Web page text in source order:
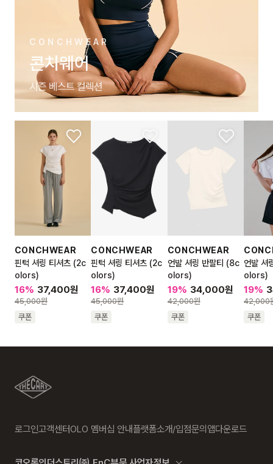
CONCHWEAR
콘치웨어
시즌 베스트 컬렉션
CONCHWEAR
핀턱 셔링 티셔츠 (2c
olors)
16% 37,400원
45,000원
쿠폰
CONCHWEAR
핀턱 셔링 티셔츠 (2c
olors)
16% 37,400원
45,000원
쿠폰
CONCHWEAR
언발 셔링 반팔티 (8c
olors)
19% 34,000원
42,000원
쿠폰
언발 셔
olors)
19%
42,000
쿠폰
로그인고객센터OLO 멤버십 안내플랫폼소개/입점문의앱다운로드